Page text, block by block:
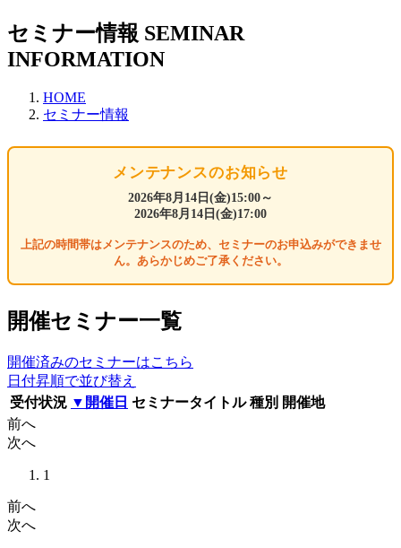
セミナー情報 SEMINAR
INFORMATION
HOME
セミナー情報
メンテナンスのお知らせ
2026年8月14日(金)15:00～
2026年8月14日(金)17:00
上記の時間帯はメンテナンスのため、セミナーのお申込みができませ
ん。あらかじめご了承ください。
開催セミナー一覧
開催済みのセミナーはこちら
日付昇順で並び替え
受付状況 ▼開催日 セミナータイトル 種別 開催地
前へ
次へ
1
前へ
次へ